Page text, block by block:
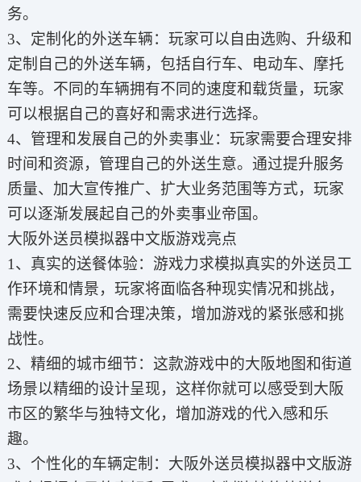
务。
3、定制化的外送车辆：玩家可以自由选购、升级和
定制自己的外送车辆，包括自行车、电动车、摩托
车等。不同的车辆拥有不同的速度和载货量，玩家
可以根据自己的喜好和需求进行选择。
4、管理和发展自己的外卖事业：玩家需要合理安排
时间和资源，管理自己的外送生意。通过提升服务
质量、加大宣传推广、扩大业务范围等方式，玩家
可以逐渐发展起自己的外卖事业帝国。
大阪外送员模拟器中文版游戏亮点
1、真实的送餐体验：游戏力求模拟真实的外送员工
作环境和情景，玩家将面临各种现实情况和挑战，
需要快速反应和合理决策，增加游戏的紧张感和挑
战性。
2、精细的城市细节：这款游戏中的大阪地图和街道
场景以精细的设计呈现，这样你就可以感受到大阪
市区的繁华与独特文化，增加游戏的代入感和乐
趣。
3、个性化的车辆定制：大阪外送员模拟器中文版游